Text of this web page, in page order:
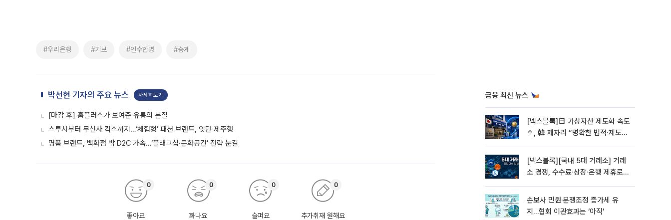
#우리은행 #기보 #인수합병 #승계
박선현 기자의 주요 뉴스 자세히보기
[마감 후] 홈플러스가 보여준 유통의 본질
스투시부터 무신사 킥스까지…‘체험형’ 패션 브랜드, 잇단 제주행
명품 브랜드, 백화점 밖 D2C 가속…‘플래그십·문화공간’ 전략 눈길
좋아요
0
화나요
0
슬퍼요
0
추가취재 원해요
0
금융 최신 뉴스
[넥스블록]日 가상자산 제도화 속도
↑, 韓 제자리 “명확한 법적∙제도적
[넥스블록][국내 5대 거래소] 거래
소 경쟁, 수수료∙상장∙은행 제휴로
손보사 민원·분쟁조정 증가세 유
지…협회 이관효과는 ‘아직’